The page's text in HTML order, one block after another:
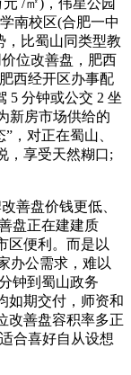
/㎡)，伟星公园
南校区(合肥一中
，比蜀山同类型教
位改善盘，肥西
西经开区办事配
5 分钟或公交 2 坐
新房市场供给的
，对正在蜀山、
，享受天然糊口;
善盘价钱更低、
盘正在建建质
区便利。而是以
办公需求，难以
钟到蜀山政务
如期交付，师资和
改善盘容积率多正
合喜好自从设想